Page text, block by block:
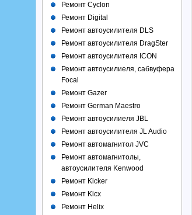
Ремонт Cyclon
Ремонт Digital
Ремонт автоусилителя DLS
Ремонт автоусилителя DragSter
Ремонт автоусилителя ICON
Ремонт автоусилиеля, сабвуфера
Focal
Ремонт Gazer
Ремонт German Maestro
Ремонт автоусилиеля JBL
Ремонт автоусилителя JL Audio
Ремонт автомагнитол JVC
Ремонт автомагнитолы,
автоусилителя Kenwood
Ремонт Kicker
Ремонт Kicx
Ремонт Helix